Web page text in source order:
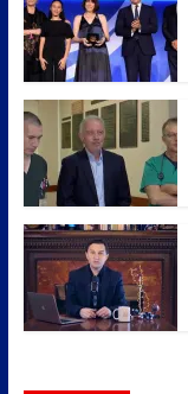
b
o
o
k
er